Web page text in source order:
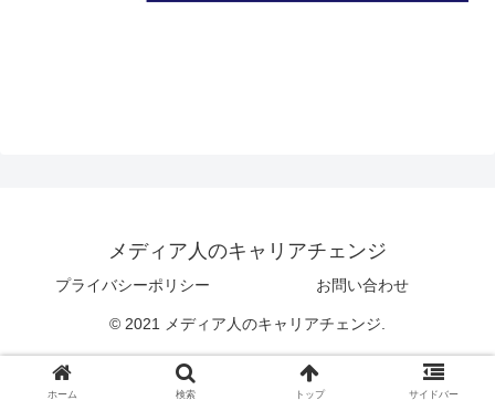
メディア人のキャリアチェンジ
プライバシーポリシー お問い合わせ
© 2021 メディア人のキャリアチェンジ.
ホーム 検索 トップ サイドバー